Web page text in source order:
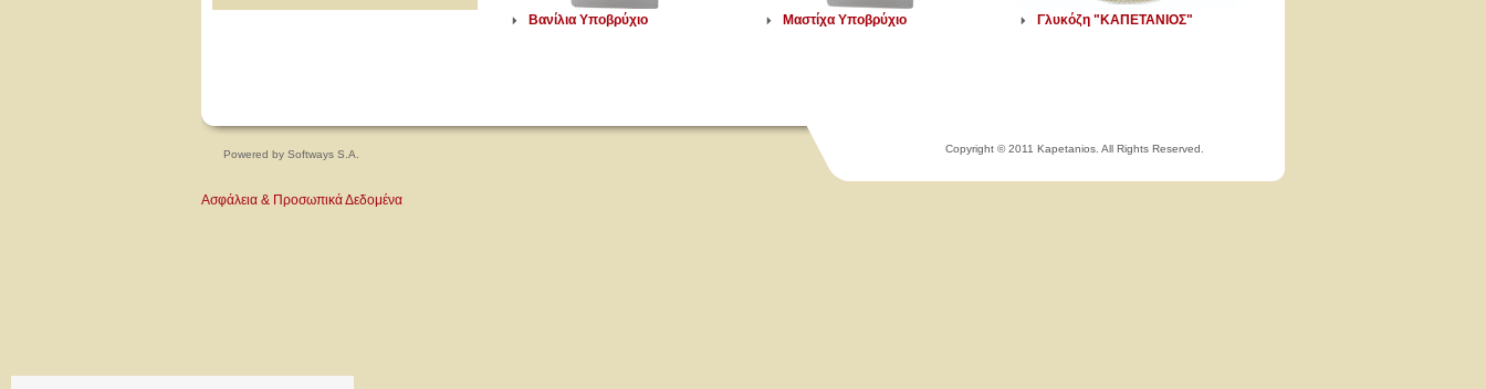
Βανίλια Υποβρύχιο
Μαστίχα Υποβρύχιο Γλυκόζη "ΚΑΠΕΤΑΝΙΟΣ"
Powered by Softways S.A. Copyright © 2011 Kapetanios. All Rights Reserved.
Ασφάλεια & Προσωπικά Δεδομένα